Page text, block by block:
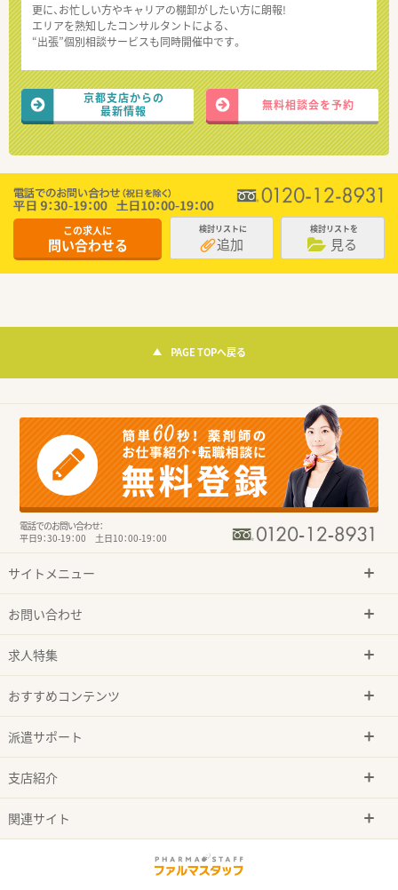
更に、お忙しい方やキャリアの棚卸がしたい方に朗報!
エリアを熟知したコンサルタントによる、
“出張”個別相談サービスも同時開催中です。
京都支店からの
最新情報
無料相談会を予約
この求人に
問い合わせる
検討リストに
追加
検討リストを
見る
PAGE TOPへ戻る
電話でのお問い合わせ：
平日9：30-19：00 土日10：00-19：00
サイトメニュー
お問い合わせ
求人特集
おすすめコンテンツ
派遣サポート
支店紹介
関連サイト